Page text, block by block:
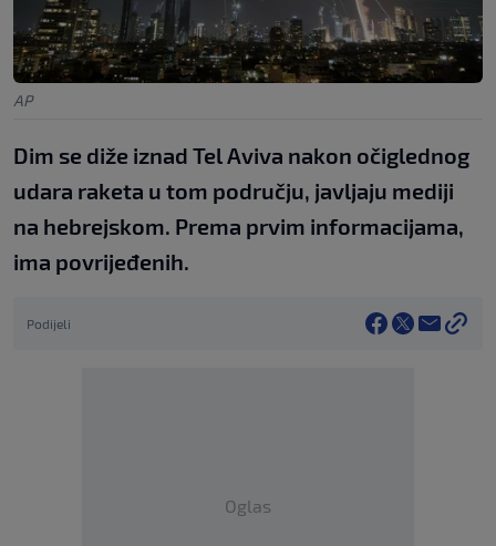
AP
Dim se diže iznad Tel Aviva nakon očiglednog
udara raketa u tom području, javljaju mediji
na hebrejskom. Prema prvim informacijama,
ima povrijeđenih.
Podijeli
Oglas